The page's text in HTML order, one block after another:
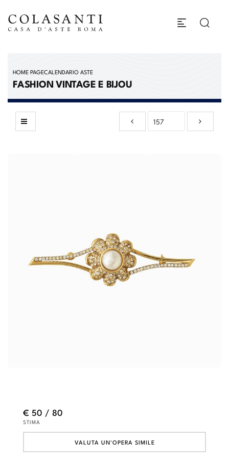
HOME PAGECALENDARIO ASTE
FASHION VINTAGE E BIJOU
€ 50 / 80
STIMA
VALUTA UN'OPERA SIMILE